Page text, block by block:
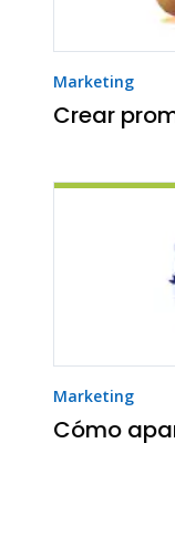
Marketing
Crear
Marketing
Cómo